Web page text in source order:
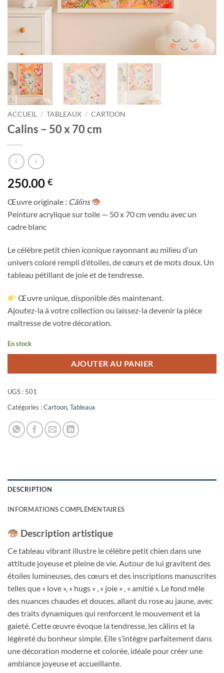
ACCUEIL / TABLEAUX / CARTOON
Calins – 50 x 70 cm
250.00 €
Œuvre originale : Câlins
Peinture acrylique sur toile — 50 x 70 cm vendu avec un
cadre blanc
Le célèbre petit chien iconique rayonnant au milieu d’un
univers coloré rempli d’étoiles, de cœurs et de mots doux. Un
tableau pétillant de joie et de tendresse.
Œuvre unique, disponible dès maintenant.
Ajoutez-la à votre collection ou laissez-la devenir la pièce
maîtresse de votre décoration.
En stock
AJOUTER AU PANIER
UGS : 501
Catégories :Cartoon,Tableaux
DESCRIPTION
INFORMATIONS COMPLÉMENTAIRES
Description artistique
Ce tableau vibrant illustre le célèbre petit chien dans une
attitude joyeuse et pleine de vie. Autour de lui gravitent des
étoiles lumineuses, des cœurs et des inscriptions manuscrites
telles que « love », « hugs » , « joie » , « amitié ». Le fond mêle
des nuances chaudes et douces, allant du rose au jaune, avec
des traits dynamiques qui renforcent le mouvement et la
gaieté. Cette œuvre évoque la tendresse, les câlins et la
légèreté du bonheur simple. Elle s’intègre parfaitement dans
une décoration moderne et colorée, idéale pour créer une
ambiance joyeuse et accueillante.